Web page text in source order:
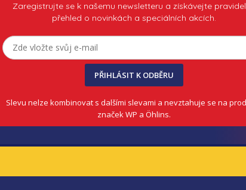
Zaregistrujte se k našemu newsletteru a získávejte
přehled o novinkách a speciálních akcích.
PŘIHLÁSIT K ODBĚRU
Slevu nelze kombinovat s dalšími slevami a nevztahuje se na
značek WP a Öhlins.